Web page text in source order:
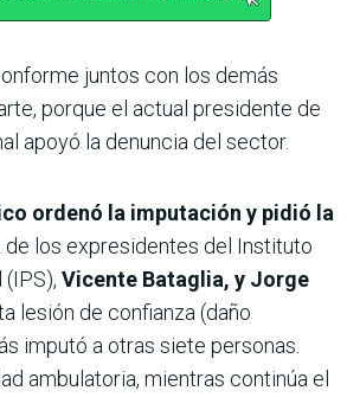
juntos con los demás
porque el actual presidente de
apoyó la denuncia del sector.
ordenó la imputación y pidió la
de los expresidentes del Instituto
Vicente Bataglia, y Jorge
lesión de confianza (daño
imputó a otras siete personas.
ambulatoria, mientras continúa el